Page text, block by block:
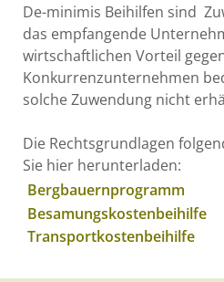
De-minimis Beihilfen sind
das empfangende
wirtschaftlichen Vorteil
Konkurrenzunternehmen
solche Zuwendung nicht
Die Rechtsgrundlagen
Sie hier herunterladen:
Bergbauernprogramm
Besamungskostenbeihilfe
Transportkostenbeihilfe